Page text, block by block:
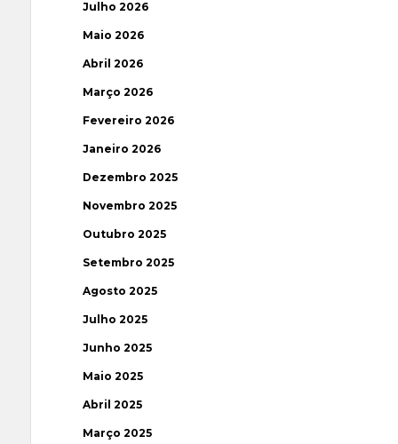
Julho 2026
Maio 2026
Abril 2026
Março 2026
Fevereiro 2026
Janeiro 2026
Dezembro 2025
Novembro 2025
Outubro 2025
Setembro 2025
Agosto 2025
Julho 2025
Junho 2025
Maio 2025
Abril 2025
Março 2025